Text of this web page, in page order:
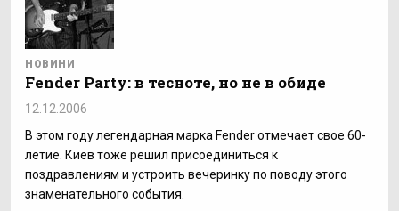
НОВИНИ
Fender Party: в тесноте, но не в обиде
12.12.2006
В этом году легендарная марка Fender отмечает свое 60-
летие. Киев тоже решил присоединиться к
поздравлениям и устроить вечеринку по поводу этого
знаменательного события.